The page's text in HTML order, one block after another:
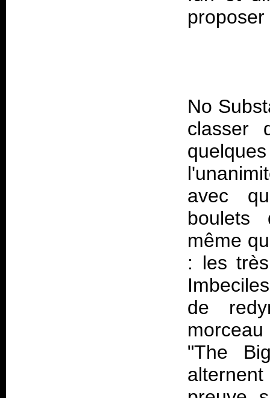
No
classer
avec
boulets
même
: les
de
"The